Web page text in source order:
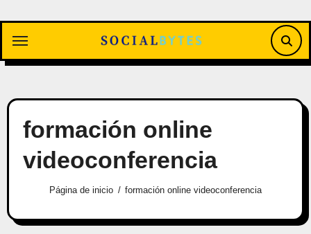
contenido
formación online
videoconferencia
Página de inicio formación online videoconferencia